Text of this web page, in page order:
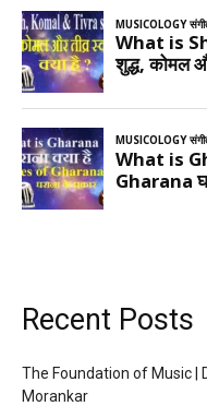
Recent Posts
The Foundation of Music |
Morankar